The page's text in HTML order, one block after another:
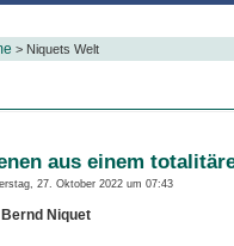
> Niquets Welt
aus einem
27. Oktober 2022 um 07:43
Bernd Niquet